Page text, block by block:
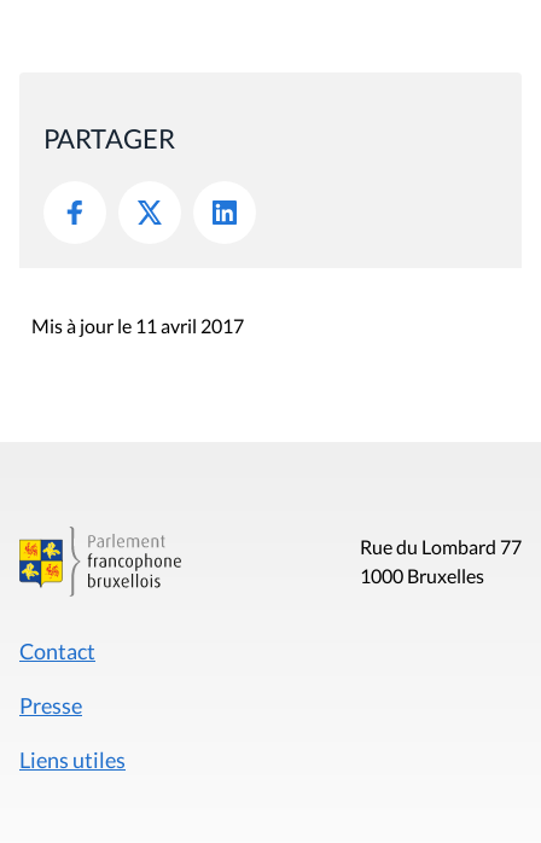
PARTAGER
Mis à jour le 11 avril 2017
Rue du Lombard 77
1000 Bruxelles
Contact
Presse
Liens utiles